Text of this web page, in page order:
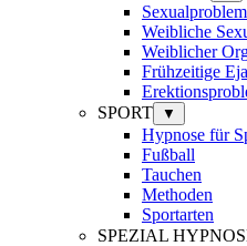
Weibliche
Weiblicher
Frühzeitige
SPORT
▼
Hypnose für
Fußball
Tauchen
Methoden
Sportarten
SPEZIAL